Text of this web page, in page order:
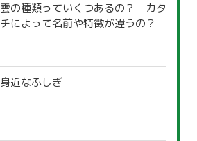
雲の種類っていくつあるの？ カタ
チによって名前や特徴が違うの？
身近なふしぎ